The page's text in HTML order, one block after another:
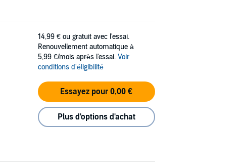
14,99 € ou gratuit avec l'essai.
Renouvellement automatique à
5,99 €/mois après l'essai. Voir
conditions d'éligibilité
Essayez pour 0,00 €
Plus d'options d'achat